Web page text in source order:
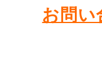
お問い